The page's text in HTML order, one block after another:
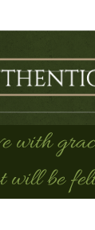
with
will be